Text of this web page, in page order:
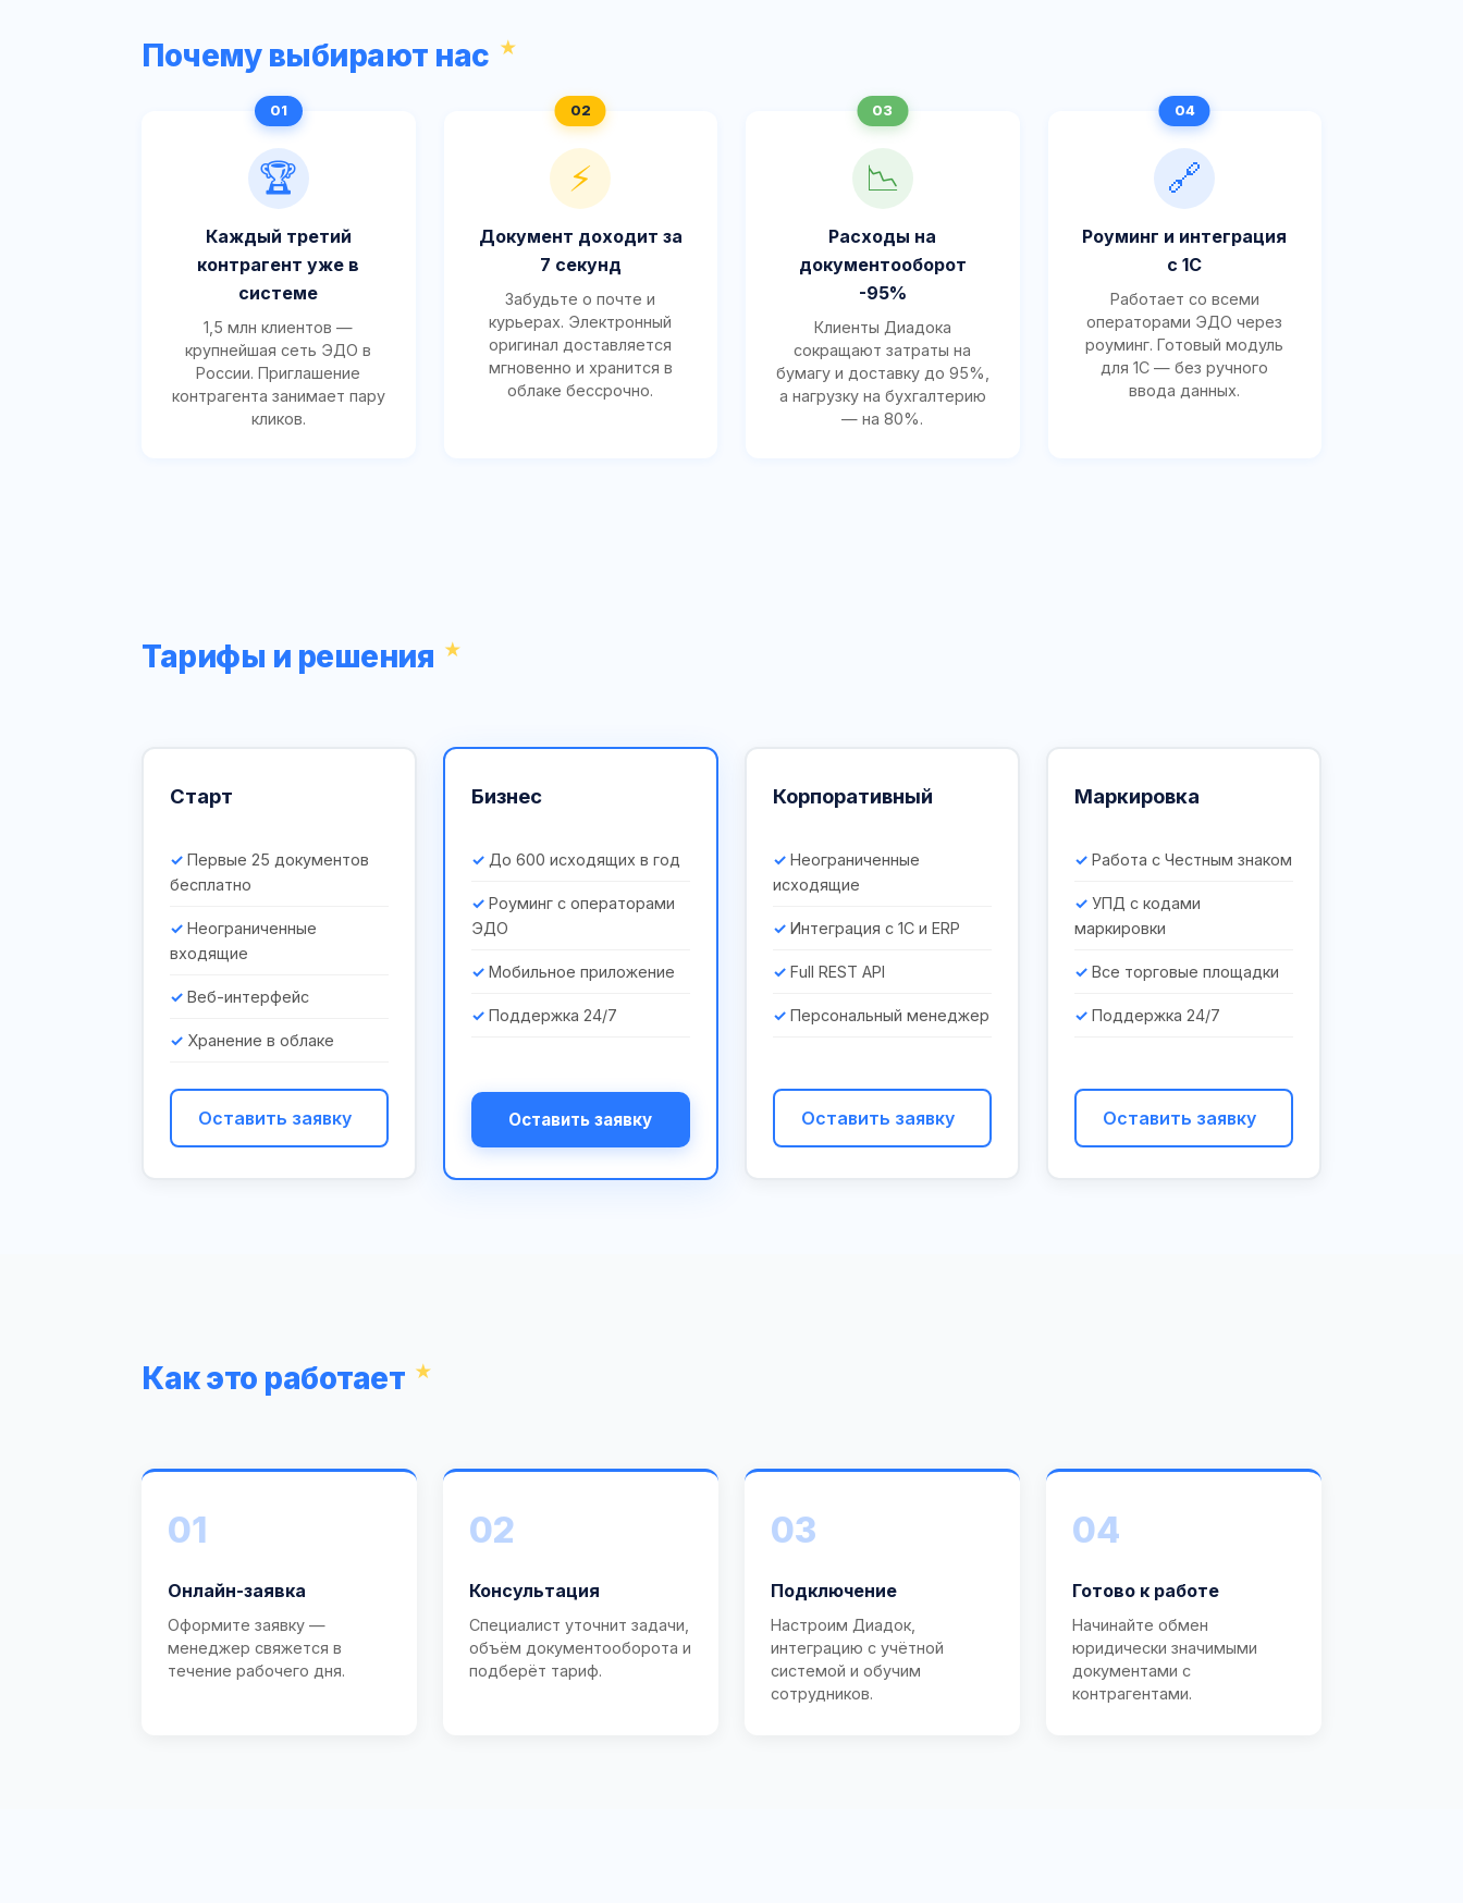
Почему выбирают нас
🏆
Каждый третий
контрагент уже в
системе
1,5 млн клиентов —
крупнейшая сеть ЭДО в
России. Приглашение
контрагента занимает пару
кликов.
⚡
Документ доходит за
7 секунд
Забудьте о почте и
курьерах. Электронный
оригинал доставляется
мгновенно и хранится в
облаке бессрочно.
📉
Расходы на
документооборот
-95%
Клиенты Диадока
сокращают затраты на
бумагу и доставку до 95%,
а нагрузку на бухгалтерию
— на 80%.
🔗
Роуминг и интеграция
с 1С
Работает со всеми
операторами ЭДО через
роуминг. Готовый модуль
для 1С — без ручного
ввода данных.
Тарифы и решения
Старт
Первые 25 документов
бесплатно
Неограниченные
входящие
Веб-интерфейс
Хранение в облаке
Оставить заявку
Бизнес
До 600 исходящих в год
Роуминг с операторами
ЭДО
Мобильное приложение
Поддержка 24/7
Оставить заявку
Корпоративный
Неограниченные
исходящие
Интеграция с 1С и ERP
Full REST API
Персональный менеджер
Оставить заявку
Маркировка
Работа с Честным знаком
УПД с кодами
маркировки
Все торговые площадки
Поддержка 24/7
Оставить заявку
Как это работает
01
Онлайн-заявка
Оформите заявку —
менеджер свяжется в
течение рабочего дня.
02
Консультация
Специалист уточнит задачи,
объём документооборота и
подберёт тариф.
03
Подключение
Настроим Диадок,
интеграцию с учётной
системой и обучим
сотрудников.
04
Готово к работе
Начинайте обмен
юридически значимыми
документами с
контрагентами.